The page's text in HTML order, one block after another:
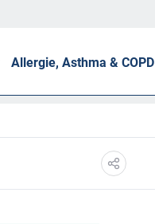
Allergie, Asthma & COPD